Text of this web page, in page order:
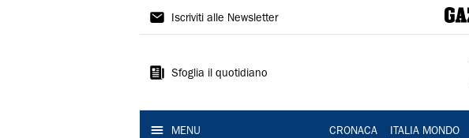
Gazzetta
Reggio
Iscriviti alle Newsletter
Sfoglia il quotidiano
MENU CRONACA ITALIA MONDO